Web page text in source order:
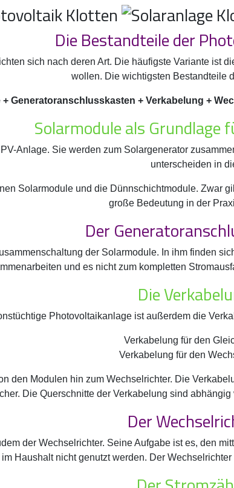
Die Bestandteile der
sich nach deren Art. Die häufigste Variante ist
wollen. Die wichtigsten Bestandteile
Generatoranschlusskasten + Verkabelung +
Solarmodule als Grundlage
Anlage. Sie werden zum Solargenerator
unterscheiden in
Solarmodule und die Dünnschichtmodule. Zwar
große Bedeutung in der
Der
der Solarmodule. In ihm finden
und es nicht zum kompletten
Die
Photovoltaikanlage ist außerdem die
Verkabelung für den
Verkabelung für den
den Modulen hin zum Wechselrichter. Die
Die Querschnitte der Verkabelung sind
Der
der Wechselrichter. Seine Aufgabe ist es, den
Haushalt nicht genutzt werden. Der